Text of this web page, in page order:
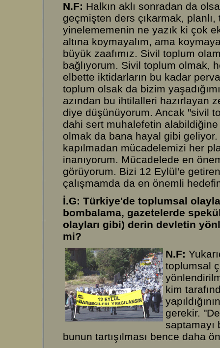
N.F: Halkın aklı sonradan da
geçmişten ders çıkarmak, planlı,
yinelememenin ne yazık ki çok
altına koymayalım, ama
büyük zaafımız. Sivil toplum
bağlıyorum. Sivil toplum olmak,
elbette iktidarların bu kadar
toplum olsak da bizim
azından bu ihtilalleri hazırlayan
diye düşünüyorum. Ancak "sivil
dahi sert muhalefetin
olmak da bana hayal gibi
kapılmadan mücadelemizi her
inanıyorum. Mücadelede en
görüyorum. Bizi 12 Eylül'e
çalışmamda da en önemli
İ.G: Türkiye'de toplumsal
bombalama, gazetelerde
olayları gibi) derin devletin
mi?
N.F:
toplumsal
kim
gerekir.
saptamayı
bunun tartışılması bence daha